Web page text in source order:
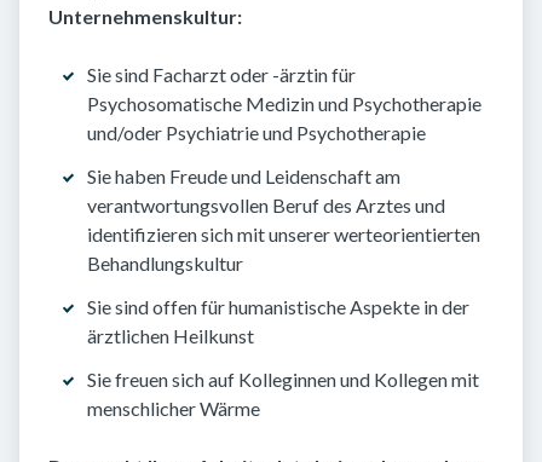
Unternehmenskultur:
Sie sind Facharzt oder -ärztin für
Psychosomatische Medizin und Psychotherapie
und/oder Psychiatrie und Psychotherapie
Sie haben Freude und Leidenschaft am
verantwortungsvollen Beruf des Arztes und
identifizieren sich mit unserer werteorientierten
Behandlungskultur
Sie sind offen für humanistische Aspekte in der
ärztlichen Heilkunst
Sie freuen sich auf Kolleginnen und Kollegen mit
menschlicher Wärme